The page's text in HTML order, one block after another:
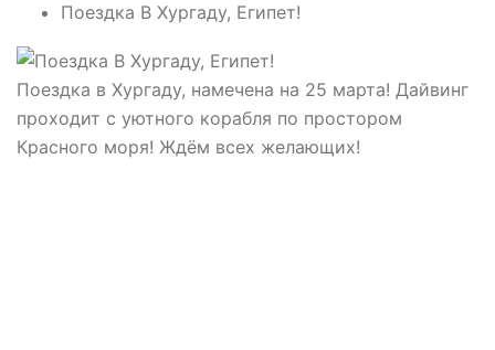
Поездка В Хургаду, Египет!
Поездка в Хургаду, намечена на 25 марта! Дайвинг
проходит с уютного корабля по простором
Красного моря! Ждём всех желающих!